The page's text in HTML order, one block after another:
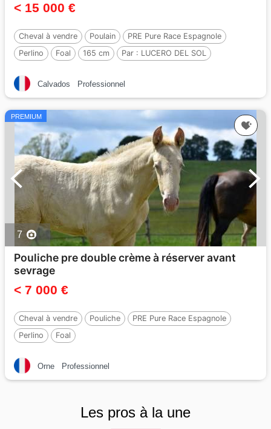
< 15 000 €
Cheval à vendre Poulain
PRE Pure Race Espagnole
Perlino
Foal 165 cm Par : LUCERO DEL SOL
Calvados Professionnel
PREMIUM
7
Pouliche pre double crème à réserver avant
sevrage
< 7 000 €
Cheval à vendre Pouliche
PRE Pure Race Espagnole
Perlino
Foal
Orne Professionnel
Les pros à la une